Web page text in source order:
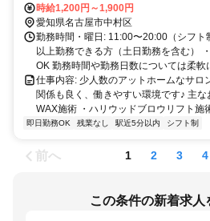
時給1,200円～1,900円
愛知県名古屋市中村区
勤務時間・曜日: 11:00〜20:00（シフト
以上勤務できる方（土日勤務を含む）
OK 勤務時間や勤務日数については柔軟
仕事内容: 少人数のアットホームなサロ
関係も良く、働きやすい環境です♪ 主
WAX施術 ・ハリウッドブロウリフト施
即日勤務OK 残業なし 駅近5分以内 シフト制
前へ 1 2 3 4
この条件の新着求人